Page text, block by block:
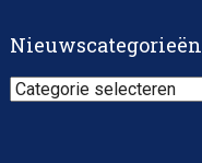
Nieuwscategorieën
Nieuwscategorieën